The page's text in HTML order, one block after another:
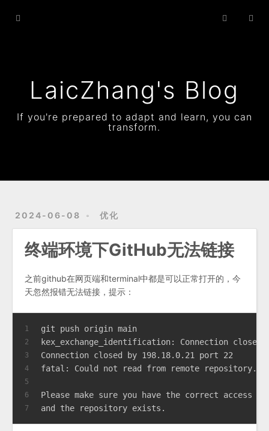
LaicZhang's Blog
If you're prepared to adapt and learn, you can
transform.
2024-06-08 优化
终端环境下GitHub无法链接
之前github在网页端和terminal中都是可以正常打开的，今
天忽然报错无法链接，提示：
1
2
3
4
5
6
7
git push origin main
kex_exchange_identification: Connection closed
Connection closed by 198.18.0.21 port 22
fatal: Could not read from remote repository.
Please make sure you have the correct access
and the repository exists.
Home
Resume